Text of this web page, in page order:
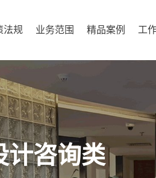
法规 业务范围 精品案例 工
计咨询类